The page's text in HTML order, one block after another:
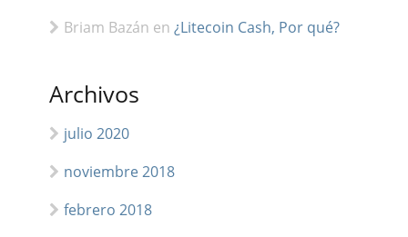
Briam Bazán en ¿Litecoin Cash, Por qué?
Archivos
julio 2020
noviembre 2018
febrero 2018